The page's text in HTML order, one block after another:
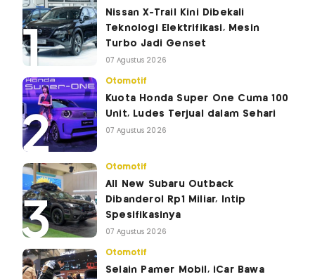
Nissan X-Trail Kini Dibekali
Teknologi Elektrifikasi, Mesin
Turbo Jadi Genset
07 Agustus 2026
Otomotif
Kuota Honda Super One Cuma 100
Unit, Ludes Terjual dalam Sehari
07 Agustus 2026
Otomotif
All New Subaru Outback
Dibanderol Rp1 Miliar, Intip
Spesifikasinya
07 Agustus 2026
Otomotif
Selain Pamer Mobil, iCar Bawa